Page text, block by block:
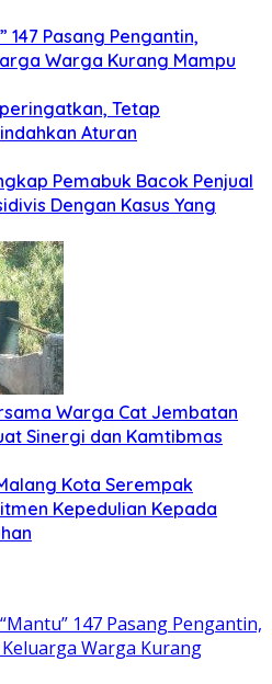
147 Pasang Pengantin,
Warga Kurang Mampu
Tetap
Aturan
Pemabuk Bacok Penjual
Dengan Kasus Yang
Warga Cat Jembatan
Sinergi dan Kamtibmas
Kota Serempak
Kepedulian Kepada